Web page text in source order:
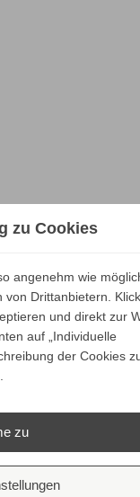
zu Cookies
angenehm wie
Drittanbietern.
und direkt zur
auf „Individuelle
der Cookies
zu